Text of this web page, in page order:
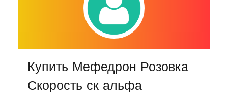
Купить Мефедрон Розовка
Скорость ск альфа